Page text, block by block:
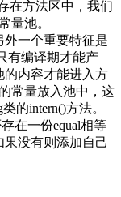
在方法区中，我们
量池。
外一个重要特征是
有编译期才能产
的内容才能进入方
常量放入池中，这
的intern()方法。
在一份equal相等
没有则添加自己